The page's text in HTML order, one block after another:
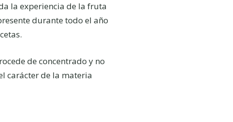
la experiencia de la fruta
durante todo el año
de concentrado y no
carácter de la materia